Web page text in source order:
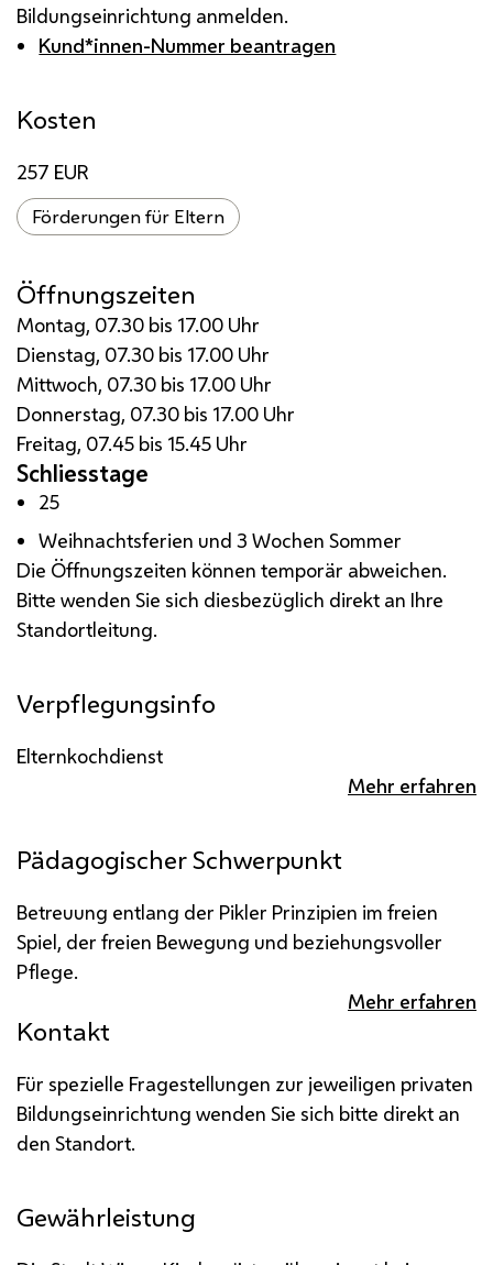
Bildungseinrichtung anmelden.
Kund*innen-Nummer beantragen
Kosten
257 EUR
Förderungen für Eltern
Öffnungszeiten
Montag, 07.30 bis 17.00 Uhr
Dienstag, 07.30 bis 17.00 Uhr
Mittwoch, 07.30 bis 17.00 Uhr
Donnerstag, 07.30 bis 17.00 Uhr
Freitag, 07.45 bis 15.45 Uhr
Schliesstage
25
Weihnachtsferien und 3 Wochen Sommer
Die Öffnungszeiten können temporär abweichen.
Bitte wenden Sie sich diesbezüglich direkt an Ihre
Standortleitung.
Verpflegungsinfo
Elternkochdienst
Mehr erfahren
Pädagogischer Schwerpunkt
Betreuung entlang der Pikler Prinzipien im freien
Spiel, der freien Bewegung und beziehungsvoller
Pflege.
Mehr erfahren
Kontakt
Für spezielle Fragestellungen zur jeweiligen privaten
Bildungseinrichtung wenden Sie sich bitte direkt an
den Standort.
Gewährleistung